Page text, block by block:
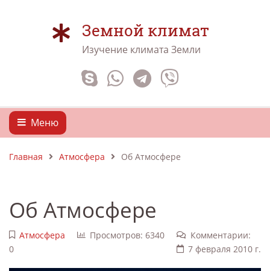
Земной климат
Изучение климата Земли
Меню
Главная Атмосфера Об Атмосфере
Об Атмосфере
Атмосфера Просмотров: 6340
Комментарии:
0
7 февраля 2010 г.